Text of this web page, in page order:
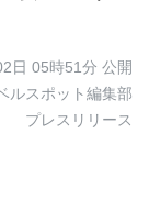
日 05時51分 公開
ルスポット編集部
プレスリリース